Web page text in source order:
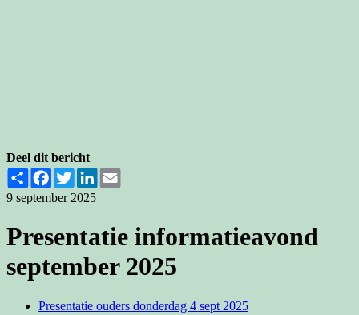
Deel dit bericht
Share FacebookTwitterLinkedInEmail
9 september 2025
Presentatie informatieavond
september 2025
Presentatie ouders donderdag 4 sept 2025